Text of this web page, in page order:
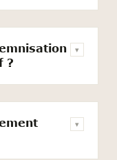
?
▾
▾